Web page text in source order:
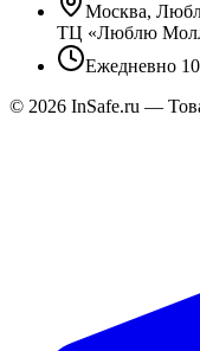
Москва,
ТЦ «Люблю
Ежедневно
© 2026 InSafe.ru —